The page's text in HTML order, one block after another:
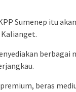
Sumenep itu
berbagai
beras